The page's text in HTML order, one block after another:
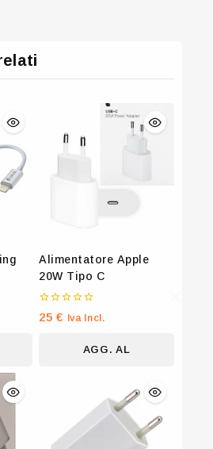
Alimentatore Apple
20W Tipo C
0
su
25€ Iva Incl.
AGG. AL